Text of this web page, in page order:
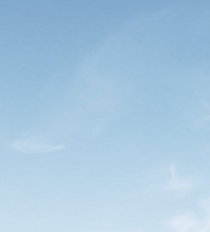
KATOWICE - BELG APARTMENTS